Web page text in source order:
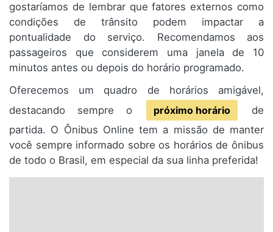
gostaríamos de lembrar que fatores externos como
condições de trânsito podem impactar a
pontualidade do serviço. Recomendamos aos
passageiros que considerem uma janela de 10
minutos antes ou depois do horário programado.
Oferecemos um quadro de horários amigável,
destacando sempre o
próximo horário
de
partida. O Ônibus Online tem a missão de manter
você sempre informado sobre os horários de ônibus
de todo o Brasil, em especial da sua linha preferida!